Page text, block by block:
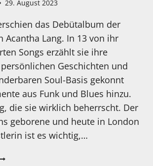
29. August 2023
das Debütalbum der
Acantha Lang. In 13 von ihr
Songs erzählt sie ihre
Geschichten und
Soul-Basis gekonnt
aus Funk und Blues hinzu.
die sie wirklich beherrscht. Der
geborene und heute in London
ist es wichtig,…